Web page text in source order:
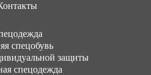
спецобувь
защиты
спецодежда